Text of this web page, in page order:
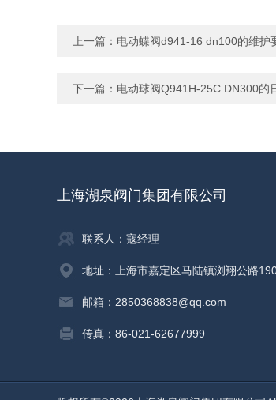
上一篇： 电动蝶阀d941-16 dn100的维护
下一篇： 电动球阀Q941H-25C DN300的
上海湖泉阀门集团有限公司
联系人：寇经理
地址：上海市嘉定区马陆镇浏翔公路
邮箱：2850368838@qq.com
传真：86-021-62677999